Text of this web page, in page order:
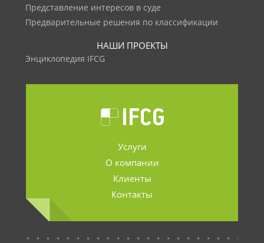
Представление интересов в суде
Предварительные решения по классификации
НАШИ ПРОЕКТЫ
Энциклопедия IFCG
Услуги
О компании
Клиенты
Контакты